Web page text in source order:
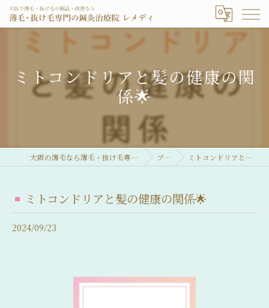
ミトコンドリアと髪の健康の関
係🌟
大阪の薄毛なら薄毛・抜け毛専門の鍼灸治療院 レメディ ブログ ミトコンドリアと髪の健康の関係🌟
ミトコンドリアと髪の健康の関係🌟
2024/09/23